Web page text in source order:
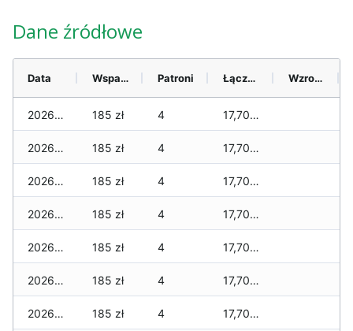
Dane źródłowe
Data Wsparcie Patroni Łącznie Wzrost (28 dni)
2026-08-07 185 zł 4 17,700 zł
2026-08-06 185 zł 4 17,700 zł
2026-08-05 185 zł 4 17,700 zł
2026-08-04 185 zł 4 17,700 zł
2026-08-03 185 zł 4 17,700 zł
2026-08-02 185 zł 4 17,700 zł
2026-08-01 185 zł 4 17,700 zł